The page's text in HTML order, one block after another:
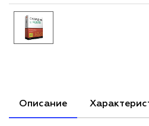
Описание